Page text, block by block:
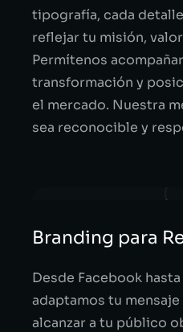
tipografía, cada
reflejar tu misión,
Permítenos
transformación y
el mercado. Nuestra
sea reconocible y
Branding para
Desde Facebook
adaptamos tu
alcanzar a tu público